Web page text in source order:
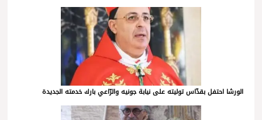
الورشا احتفل بقدّاس توليته على نيابة جونيه والرّاعي بارك خدمته الجديدة